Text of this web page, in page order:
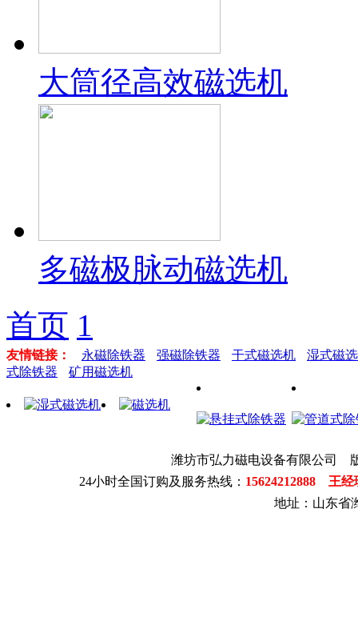
大筒径高效磁选机
多磁极脉动磁选机
首页 1
友情链接： 永磁除铁器 强磁除铁器 干式磁选机
湿式磁
式除铁器
矿用磁选机
潍坊市弘力磁电设备有限公司
24小时全国订购及服务热线： 15624212888 王
地址：山东省